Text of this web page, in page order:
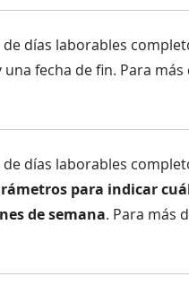
días laborables
fecha de fin. Para más
días laborables
para indicar
de semana. Para más